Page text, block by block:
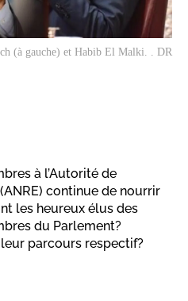
(à gauche) et Habib El Malki. . DR
à l’Autorité de
continue de nourrir
les heureux élus des
du Parlement?
parcours respectif?